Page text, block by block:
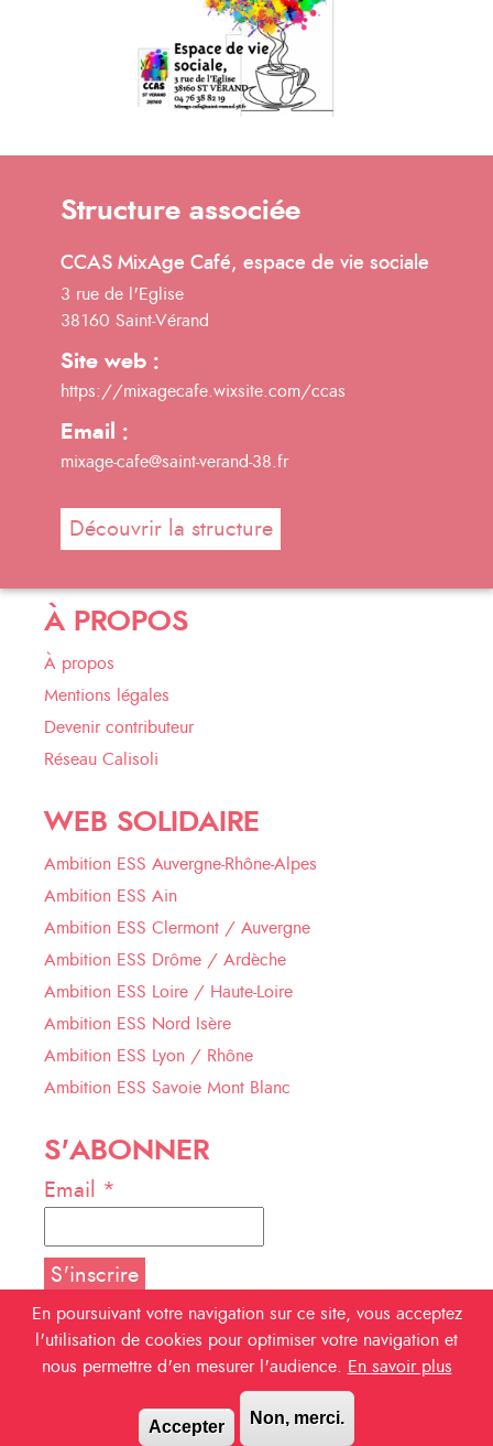
Structure associée
CCAS MixAge Café, espace de vie sociale
3 rue de l'Eglise
38160 Saint-Vérand
Site web :
https://mixagecafe.wixsite.com/ccas
Email :
mixage-cafe@saint-verand-38.fr
Découvrir la structure
À PROPOS
À propos
Mentions légales
Devenir contributeur
Réseau Calisoli
WEB SOLIDAIRE
Ambition ESS Auvergne-Rhône-Alpes
Ambition ESS Ain
Ambition ESS Clermont / Auvergne
Ambition ESS Drôme / Ardèche
Ambition ESS Loire / Haute-Loire
Ambition ESS Nord Isère
Ambition ESS Lyon / Rhône
Ambition ESS Savoie Mont Blanc
S'ABONNER
Email *
NOUS SUIVRE
En poursuivant votre navigation sur ce site, vous acceptez
l'utilisation de cookies pour optimiser votre navigation et
nous permettre d'en mesurer l'audience.
En savoir plus
Accepter Non, merci.